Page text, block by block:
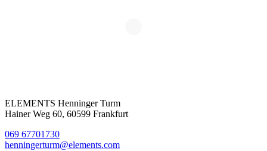
ELEMENTS Henninger Turm
Hainer Weg 60, 60599 Frankfurt
069 67701730
henningerturm@elements.com